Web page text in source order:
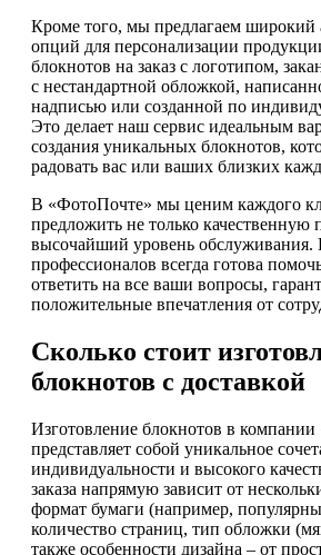
Кроме того, мы предлагаем широкий
опций для персонализации
блокнотов на заказ с логотипом,
с нестандартной обложкой,
надписью или созданной по
Это делает наш сервис идеальным
создания уникальных блокнотов,
радовать вас или ваших близких
В «ФотоПочте» мы ценим каждого
предложить не только
высочайший уровень обслуживания.
профессионалов всегда готова
ответить на все ваши вопросы,
положительные впечатления от
Сколько стоит
блокнотов с доставкой
Изготовление блокнотов в
представляет собой уникальное
индивидуальности и высокого
заказа напрямую зависит от
формат бумаги (например,
количество страниц, тип обложки
также особенности дизайна – от